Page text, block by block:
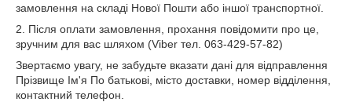
замовлення на складі Нової Пошти або іншої транспортної.
2. Після оплати замовлення, прохання повідомити про це,
зручним для вас шляхом (Viber тел. 063-429-57-82)
Звертаємо увагу, не забудьте вказати дані для відправлення
Прізвище Ім'я По батькові, місто доставки, номер відділення,
контактний телефон.